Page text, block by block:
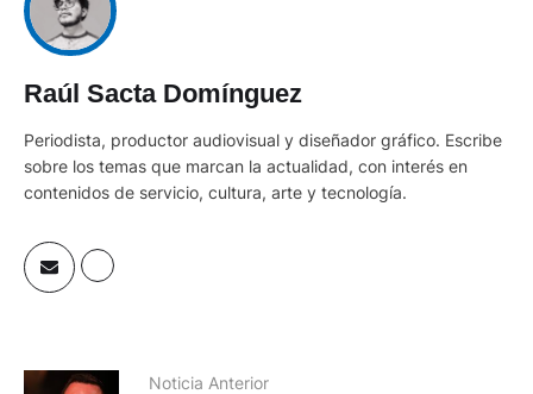
Raúl Sacta Domínguez
Periodista, productor audiovisual y diseñador gráfico. Escribe
sobre los temas que marcan la actualidad, con interés en
contenidos de servicio, cultura, arte y tecnología.
Noticia Anterior